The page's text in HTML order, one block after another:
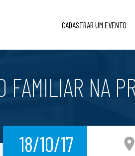
CADASTRAR UM EVENTO
FAMILIAR NA
18/10/17